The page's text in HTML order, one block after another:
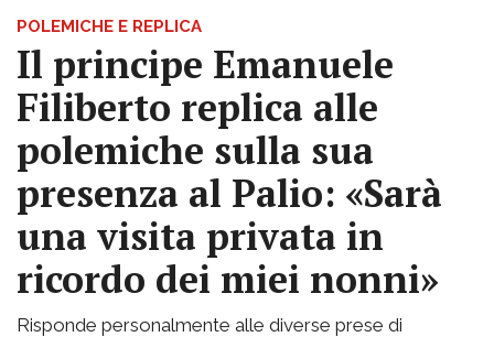
POLEMICHE E REPLICA
Il principe Emanuele
Filiberto replica alle
polemiche sulla sua
presenza al Palio: «Sarà
una visita privata in
ricordo dei miei nonni»
Risponde personalmente alle diverse prese di